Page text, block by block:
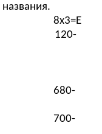
120-